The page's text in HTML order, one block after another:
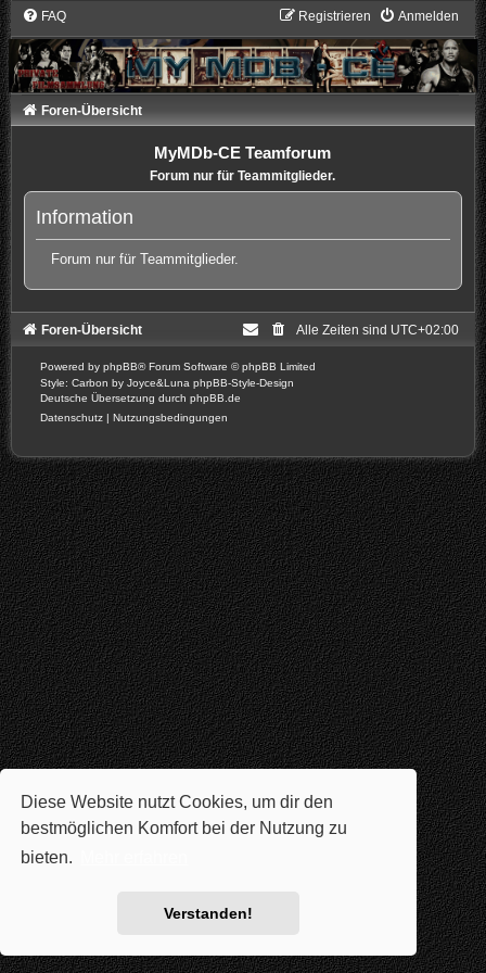
Diese Website nutzt Cookies, um dir den
bestmöglichen Komfort bei der Nutzung zu
bieten.
Verstanden!
FAQ Anmelden
Registrieren
Foren-Übersicht
MyMDb-CE Teamforum
Forum nur für Teammitglieder.
Information
Forum nur für Teammitglieder.
Foren-Übersicht Alle Zeiten sind UTC+02:00
Powered by phpBB® Forum Software © phpBB Limited
Style: Carbon by Joyce&Luna phpBB-Style-Design
Deutsche Übersetzung durch phpBB.de
Datenschutz | Nutzungsbedingungen